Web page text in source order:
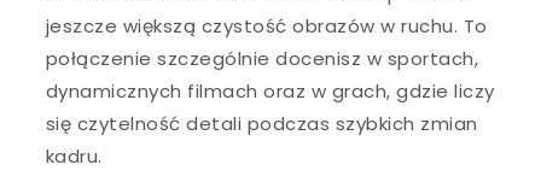
jeszcze większą czystość obrazów w ruchu. To
połączenie szczególnie docenisz w sportach,
dynamicznych filmach oraz w grach, gdzie liczy
się czytelność detali podczas szybkich zmian
kadru.